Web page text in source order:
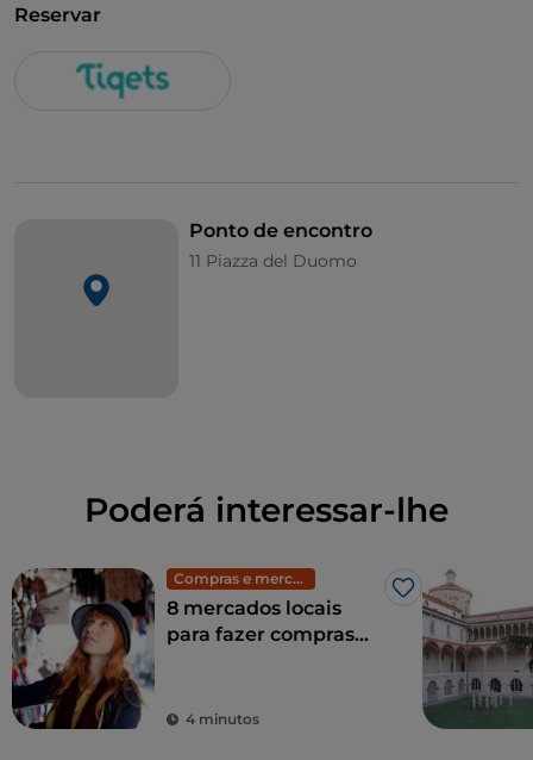
Reservar
Ponto de encontro
11 Piazza del Duomo
Poderá interessar-lhe
Compras e mercados
Gosto
8 mercados locais
para fazer compras
baixos
4 minutos